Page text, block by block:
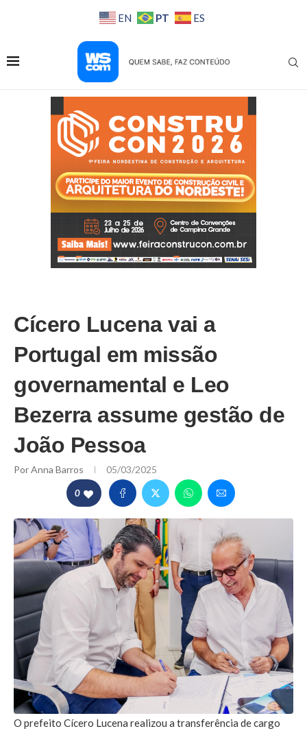
EN PT ES
Cícero Lucena vai a
Portugal em missão
governamental e Leo
Bezerra assume gestão de
João Pessoa
PorAnna Barros 05/03/2025
0
O prefeito Cícero Lucena realizou a transferência de cargo